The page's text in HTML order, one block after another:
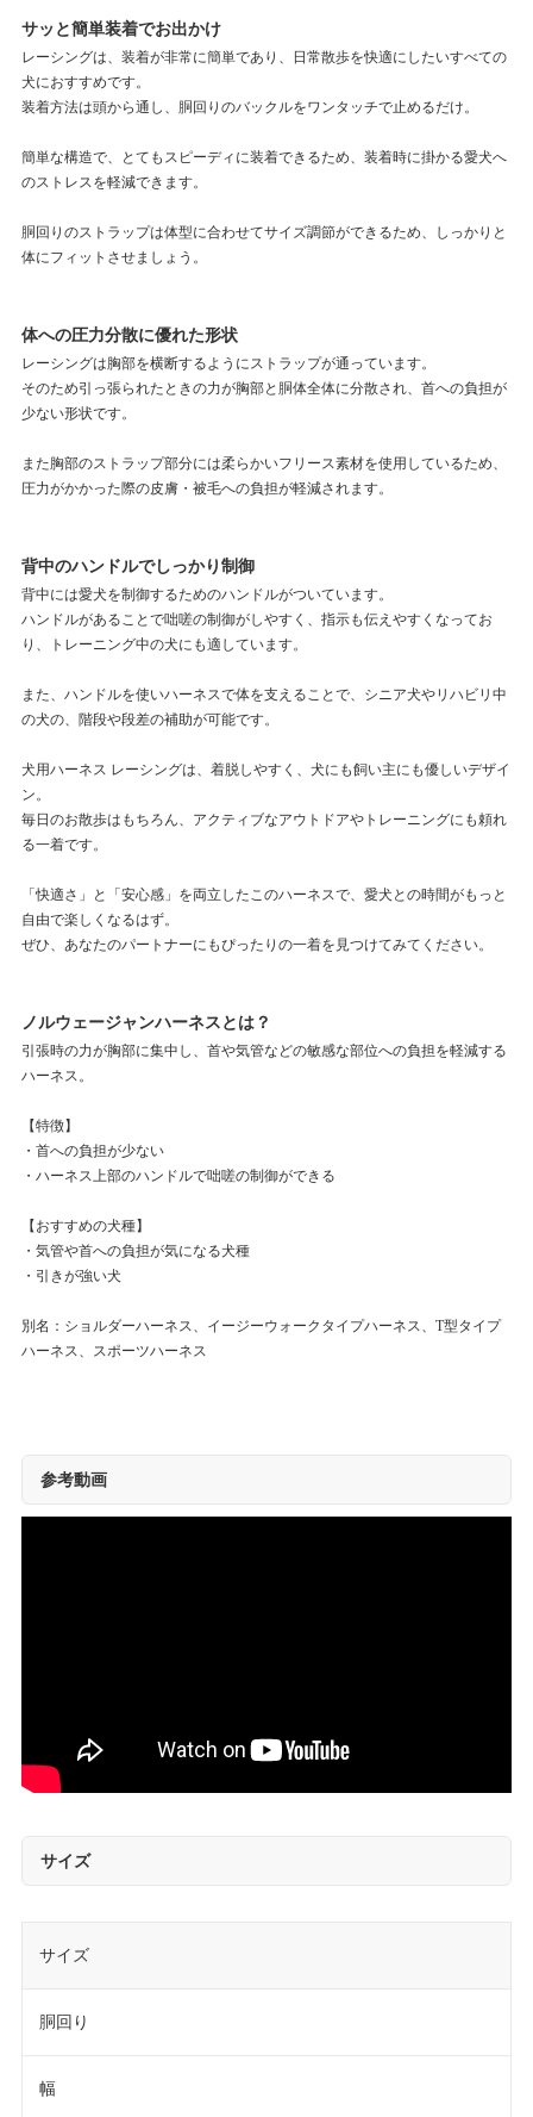
サッと簡単装着でお出かけ
レーシングは、装着が非常に簡単であり、日常散歩を快適にしたいすべての
犬におすすめです。
装着方法は頭から通し、胴回りのバックルをワンタッチで止めるだけ。
簡単な構造で、とてもスピーディに装着できるため、装着時に掛かる愛犬へ
のストレスを軽減できます。
胴回りのストラップは体型に合わせてサイズ調節ができるため、しっかりと
体にフィットさせましょう。
体への圧力分散に優れた形状
レーシングは胸部を横断するようにストラップが通っています。
そのため引っ張られたときの力が胸部と胴体全体に分散され、首への負担が
少ない形状です。
また胸部のストラップ部分には柔らかいフリース素材を使用しているため、
圧力がかかった際の皮膚・被毛への負担が軽減されます。
背中のハンドルでしっかり制御
背中には愛犬を制御するためのハンドルがついています。
ハンドルがあることで咄嗟の制御がしやすく、指示も伝えやすくなってお
り、トレーニング中の犬にも適しています。
また、ハンドルを使いハーネスで体を支えることで、シニア犬やリハビリ中
の犬の、階段や段差の補助が可能です。
犬用ハーネス レーシングは、着脱しやすく、犬にも飼い主にも優しいデザイ
ン。
毎日のお散歩はもちろん、アクティブなアウトドアやトレーニングにも頼れ
る一着です。
「快適さ」と「安心感」を両立したこのハーネスで、愛犬との時間がもっと
自由で楽しくなるはず。
ぜひ、あなたのパートナーにもぴったりの一着を見つけてみてください。
ノルウェージャンハーネスとは？
引張時の力が胸部に集中し、首や気管などの敏感な部位への負担を軽減する
ハーネス。
【特徴】
・首への負担が少ない
・ハーネス上部のハンドルで咄嗟の制御ができる
【おすすめの犬種】
・気管や首への負担が気になる犬種
・引きが強い犬
別名：ショルダーハーネス、イージーウォークタイプハーネス、T型タイプ
ハーネス、スポーツハーネス
参考動画
サイズ
サイズ
胴回り
幅